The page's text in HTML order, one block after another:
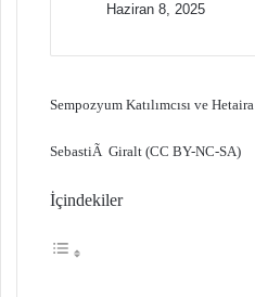
Haziran 8, 2025
Sempozyum Katılımcısı ve Hetaira
SebastiÃ Giralt (CC BY-NC-SA)
İçindekiler